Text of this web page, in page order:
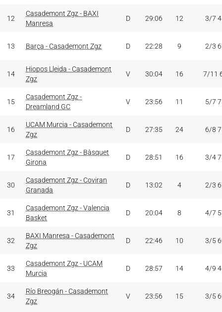
12
Casademont Zgz - BAXI
Manresa
D 29:06 12 3/7
13 Barça - Casademont Zgz D 22:28 9 2/3
14
Hiopos Lleida - Casademont
Zgz
V 30:04 16 7/11
15
Casademont Zgz -
Dreamland GC
V 23:56 11 5/7
16
UCAM Murcia - Casademont
Zgz
D 27:35 24 6/8
17
Casademont Zgz - Bàsquet
Girona
D 28:51 16 3/4
30
Casademont Zgz - Coviran
Granada
D 13:02 4 2/3
31
Casademont Zgz - Valencia
Basket
D 20:04 8 4/7
32
BAXI Manresa - Casademont
Zgz
D 22:46 10 3/5
33
Casademont Zgz - UCAM
Murcia
D 28:57 14 4/9
34
Río Breogán - Casademont
Zgz
V 23:56 15 3/5